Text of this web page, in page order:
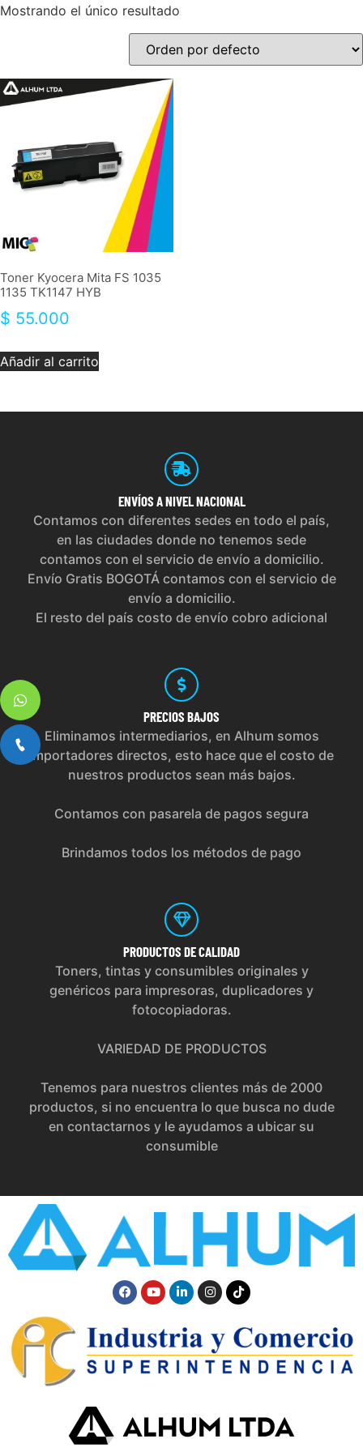
Mostrando el único resultado
Toner Kyocera Mita FS 1035
1135 TK1147 HYB
$ 55.000
Añadir al carrito
ENVÍOS A NIVEL NACIONAL
Contamos con diferentes sedes en todo el país,
en las ciudades donde no tenemos sede
contamos con el servicio de envío a domicilio.
Envío Gratis BOGOTÁ contamos con el servicio de
envío a domicilio.
El resto del país costo de envío cobro adicional
PRECIOS BAJOS
Eliminamos intermediarios, en Alhum somos
importadores directos, esto hace que el costo de
nuestros productos sean más bajos.
Contamos con pasarela de pagos segura
Brindamos todos los métodos de pago
PRODUCTOS DE CALIDAD
Toners, tintas y consumibles originales y
genéricos para impresoras, duplicadores y
fotocopiadoras.
VARIEDAD DE PRODUCTOS
Tenemos para nuestros clientes más de 2000
productos, si no encuentra lo que busca no dude
en contactarnos y le ayudamos a ubicar su
consumible